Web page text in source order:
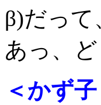
β)だっ
あっ、
＜かず子